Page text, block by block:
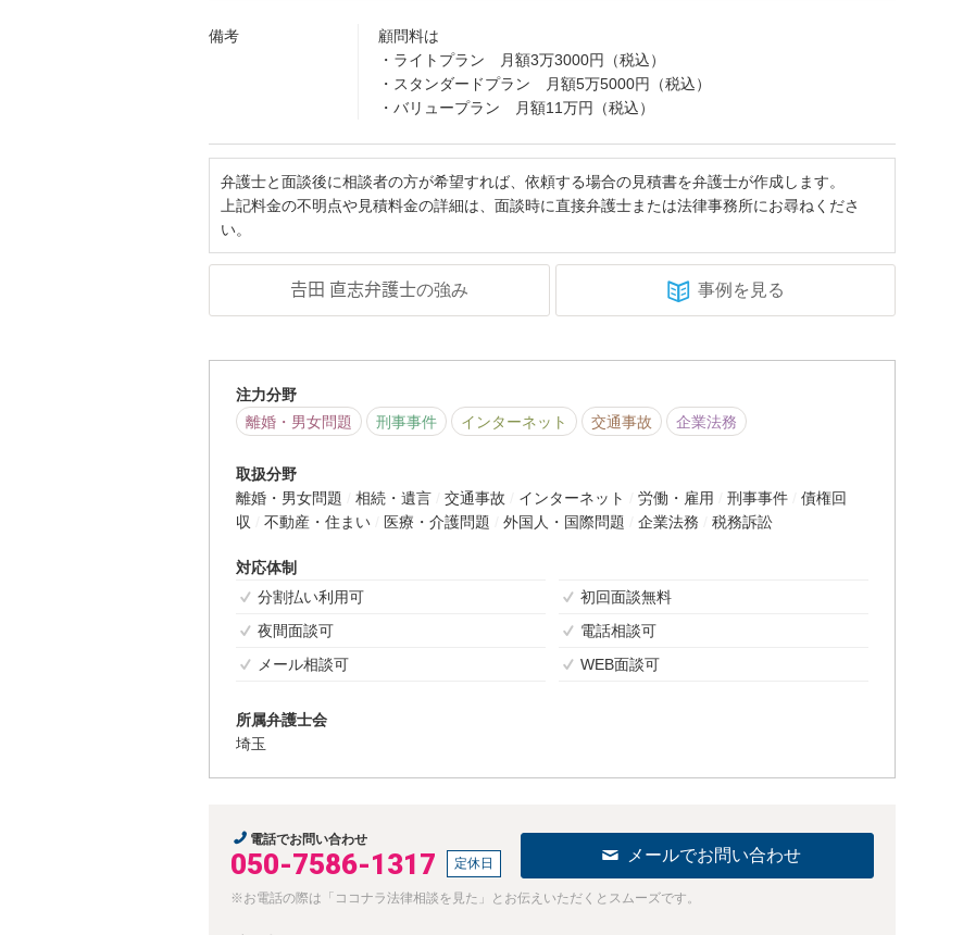
備考
顧問料は
・ライトプラン 月額3万3000円（税込）
・スタンダードプラン 月額5万5000円（税込）
・バリュープラン 月額11万円（税込）
弁護士と面談後に相談者の方が希望すれば、依頼する場合の見積書を弁護士が作成します。
上記料金の不明点や見積料金の詳細は、面談時に直接弁護士または法律事務所にお尋ねくださ
い。
𠮷田 直志弁護士の強み 事例を見る
注力分野
離婚・男女問題
刑事事件 インターネット 交通事故 企業法務
取扱分野
離婚・男女問題
相続・遺言 交通事故 インターネット 労働・雇用 刑事事件
債権回
収
不動産・住まい 医療・介護問題 外国人・国際問題 企業法務 税務訴訟
対応体制
分割払い利用可
初回面談無料
夜間面談可
電話相談可
メール相談可
WEB面談可
所属弁護士会
埼玉
電話でお問い合わせ
050-7586-1317 定休日 メールでお問い合わせ
※お電話の際は「ココナラ法律相談を見た」とお伝えいただくとスムーズです。